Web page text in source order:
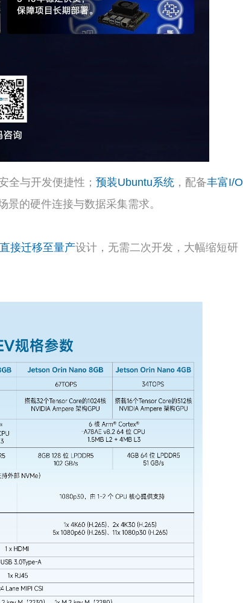
全与开发便捷性； 预装Ubuntu系统 ，配备丰富I/O
景的硬件连接与数据采集需求。
接迁移至量产设计，无需二次开发，大幅缩短研